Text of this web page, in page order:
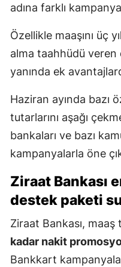
adına farklı
Özellikle maaşını üç
alma taahhüdü
yanında ek
Haziran ayında bazı
tutarlarını aşağı
bankaları ve bazı
kampanyalarla öne
Ziraat Bankası
destek paketi
Ziraat Bankası, maaş
kadar nakit
Bankkart